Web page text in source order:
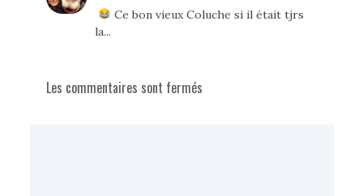
Ce bon vieux Coluche si il était tjrs
la...
Les commentaires sont fermés